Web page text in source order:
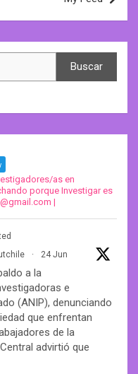
Buscar
as en
porque Investigar es
|
· 24 Jun
a la
e
(ANIP), denunciando
que enfrentan
de la
advirtió que